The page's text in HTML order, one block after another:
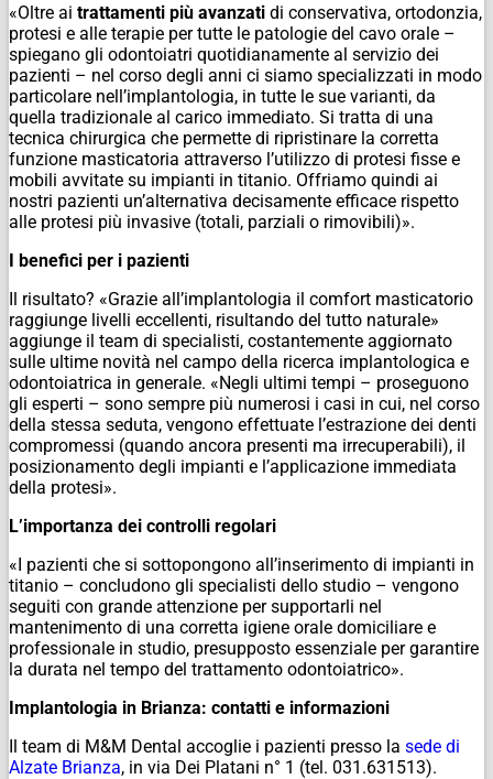
«Oltre ai trattamenti più avanzati di conservativa, ortodonzia,
protesi e alle terapie per tutte le patologie del cavo orale –
spiegano gli odontoiatri quotidianamente al servizio dei
pazienti – nel corso degli anni ci siamo specializzati in modo
particolare nell’implantologia, in tutte le sue varianti, da
quella tradizionale al carico immediato. Si tratta di una
tecnica chirurgica che permette di ripristinare la corretta
funzione masticatoria attraverso l’utilizzo di protesi fisse e
mobili avvitate su impianti in titanio. Offriamo quindi ai
nostri pazienti un’alternativa decisamente efficace rispetto
alle protesi più invasive (totali, parziali o rimovibili)».
I benefici per i pazienti
Il risultato? «Grazie all’implantologia il comfort masticatorio
raggiunge livelli eccellenti, risultando del tutto naturale»
aggiunge il team di specialisti, costantemente aggiornato
sulle ultime novità nel campo della ricerca implantologica e
odontoiatrica in generale. «Negli ultimi tempi – proseguono
gli esperti – sono sempre più numerosi i casi in cui, nel corso
della stessa seduta, vengono effettuate l’estrazione dei denti
compromessi (quando ancora presenti ma irrecuperabili), il
posizionamento degli impianti e l’applicazione immediata
della protesi».
L’importanza dei controlli regolari
«I pazienti che si sottopongono all’inserimento di impianti in
titanio – concludono gli specialisti dello studio – vengono
seguiti con grande attenzione per supportarli nel
mantenimento di una corretta igiene orale domiciliare e
professionale in studio, presupposto essenziale per garantire
la durata nel tempo del trattamento odontoiatrico».
Implantologia in Brianza: contatti e informazioni
Il team di M&M Dental accoglie i pazienti presso la sede di
Alzate Brianza, in via Dei Platani n° 1 (tel. 031.631513).